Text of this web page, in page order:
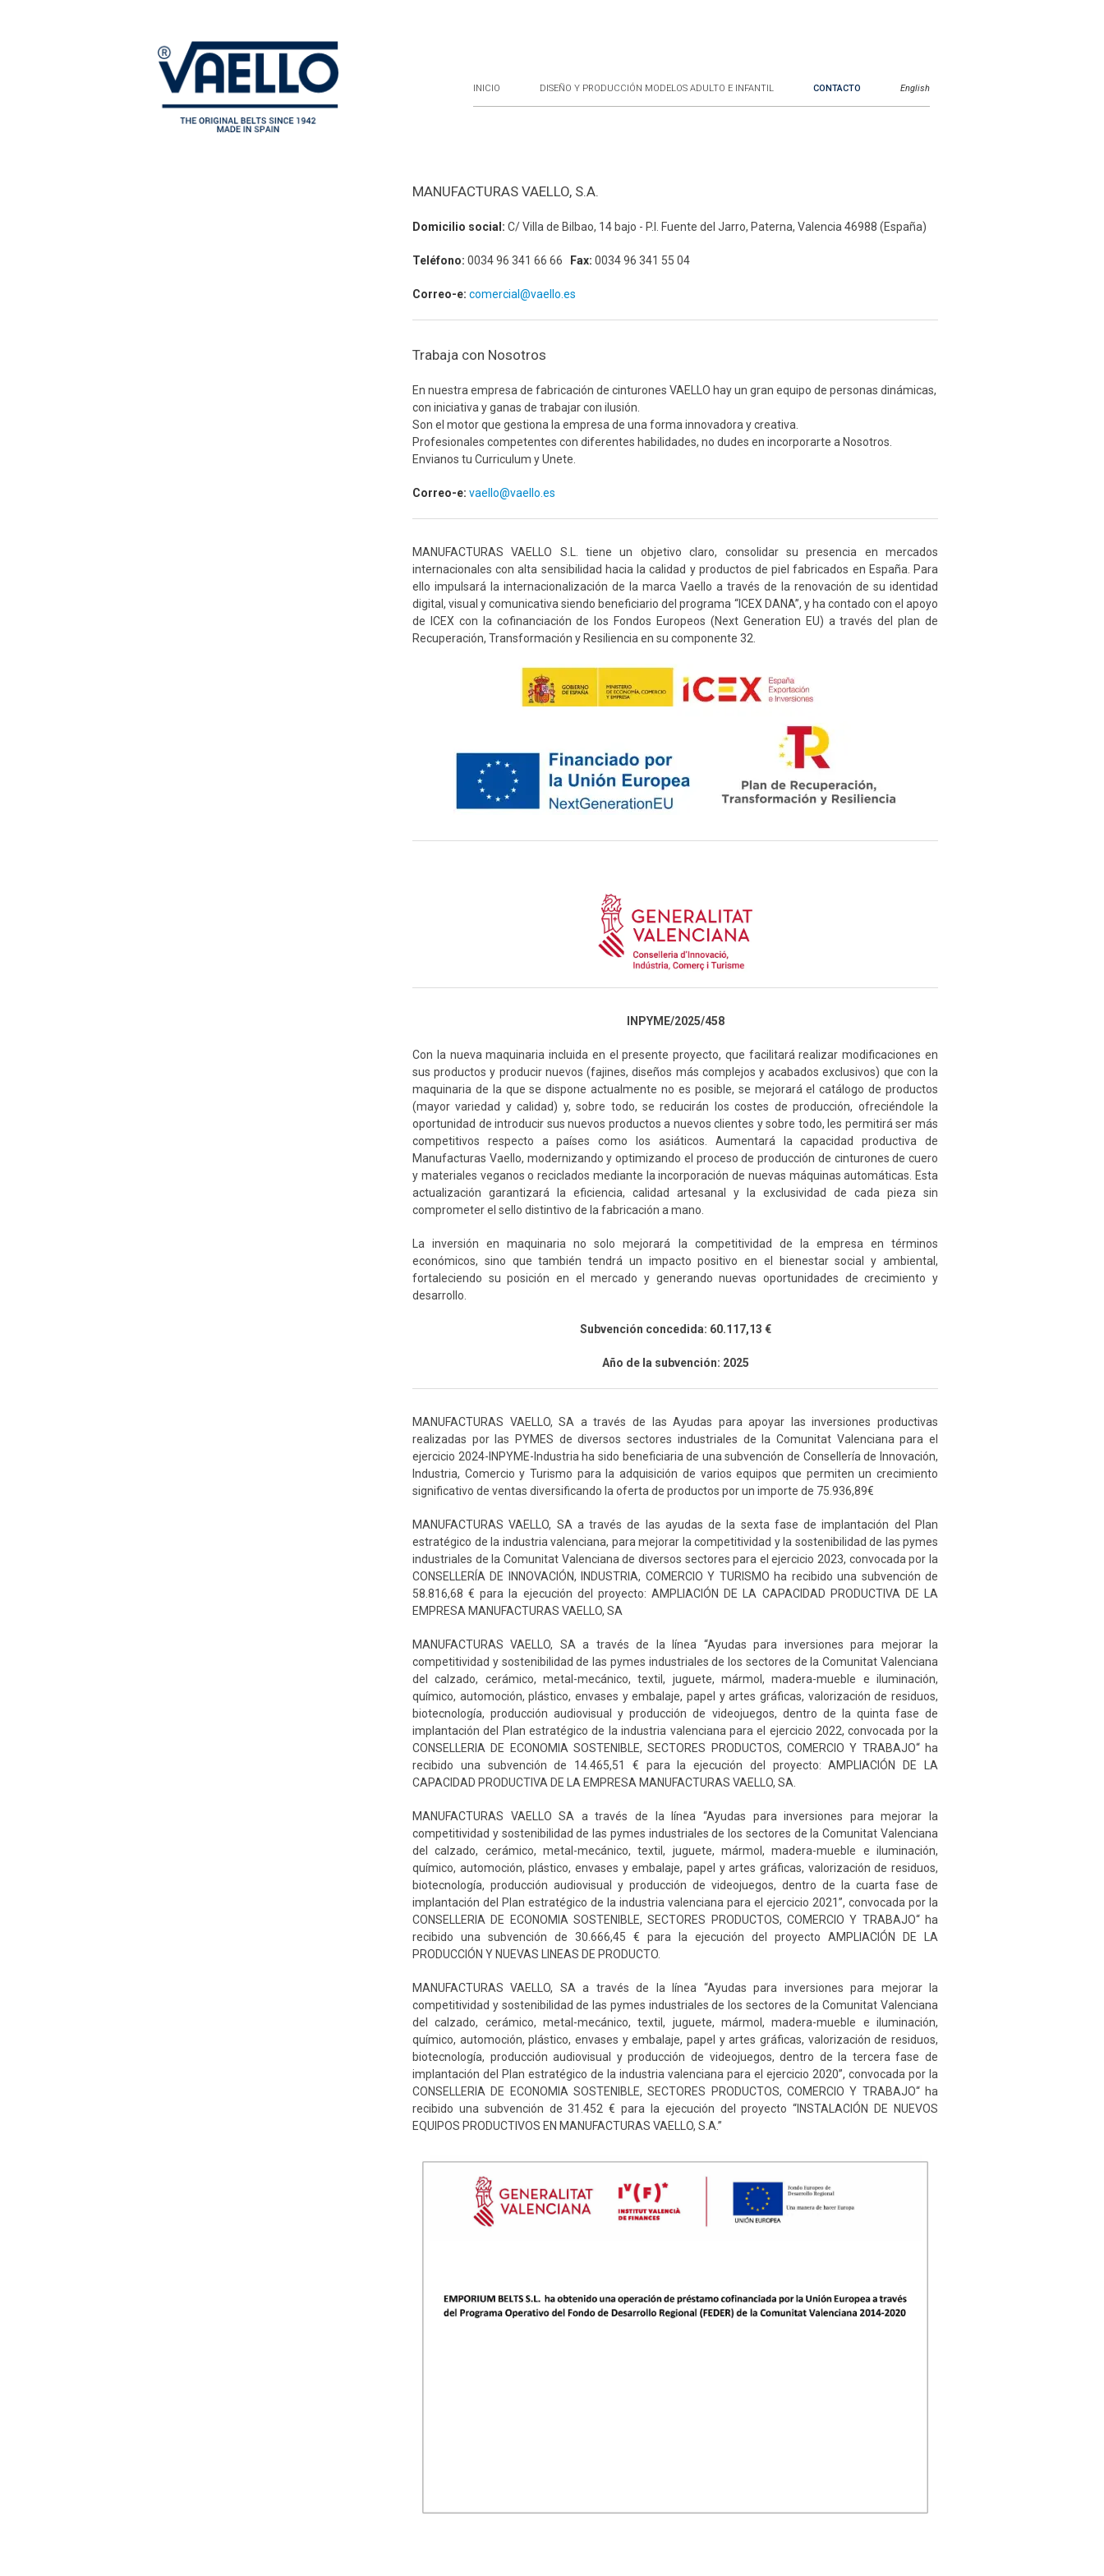
INICIO DISEÑO Y PRODUCCIÓN MODELOS ADULTO E INFANTIL CONTACTO English
MANUFACTURAS VAELLO, S.A.
Domicilio social: C/ Villa de Bilbao, 14 bajo - P.I. Fuente del Jarro, Paterna, Valencia 46988 (España)
Teléfono: 0034 96 341 66 66 Fax: 0034 96 341 55 04
Correo-e: comercial@vaello.es
Trabaja con Nosotros
En nuestra empresa de fabricación de cinturones VAELLO hay un gran equipo de personas dinámicas,
con iniciativa y ganas de trabajar con ilusión.
Son el motor que gestiona la empresa de una forma innovadora y creativa.
Profesionales competentes con diferentes habilidades, no dudes en incorporarte a Nosotros.
Envianos tu Curriculum y Unete.
Correo-e: vaello@vaello.es
MANUFACTURAS VAELLO S.L. tiene un objetivo claro, consolidar su presencia en mercados
internacionales con alta sensibilidad hacia la calidad y productos de piel fabricados en España. Para
ello impulsará la internacionalización de la marca Vaello a través de la renovación de su identidad
digital, visual y comunicativa siendo beneficiario del programa “ICEX DANA”, y ha contado con el apoyo
de ICEX con la cofinanciación de los Fondos Europeos (Next Generation EU) a través del plan de
Recuperación, Transformación y Resiliencia en su componente 32.
INPYME/2025/458
Con la nueva maquinaria incluida en el presente proyecto, que facilitará realizar modificaciones en
sus productos y producir nuevos (fajines, diseños más complejos y acabados exclusivos) que con la
maquinaria de la que se dispone actualmente no es posible, se mejorará el catálogo de productos
(mayor variedad y calidad) y, sobre todo, se reducirán los costes de producción, ofreciéndole la
oportunidad de introducir sus nuevos productos a nuevos clientes y sobre todo, les permitirá ser más
competitivos respecto a países como los asiáticos. Aumentará la capacidad productiva de
Manufacturas Vaello, modernizando y optimizando el proceso de producción de cinturones de cuero
y materiales veganos o reciclados mediante la incorporación de nuevas máquinas automáticas. Esta
actualización garantizará la eficiencia, calidad artesanal y la exclusividad de cada pieza sin
comprometer el sello distintivo de la fabricación a mano.
La inversión en maquinaria no solo mejorará la competitividad de la empresa en términos
económicos, sino que también tendrá un impacto positivo en el bienestar social y ambiental,
fortaleciendo su posición en el mercado y generando nuevas oportunidades de crecimiento y
desarrollo.
Subvención concedida: 60.117,13 €
Año de la subvención: 2025
MANUFACTURAS VAELLO, SA a través de las Ayudas para apoyar las inversiones productivas
realizadas por las PYMES de diversos sectores industriales de la Comunitat Valenciana para el
ejercicio 2024-INPYME-Industria ha sido beneficiaria de una subvención de Consellería de Innovación,
Industria, Comercio y Turismo para la adquisición de varios equipos que permiten un crecimiento
significativo de ventas diversificando la oferta de productos por un importe de 75.936,89€
MANUFACTURAS VAELLO, SA a través de las ayudas de la sexta fase de implantación del Plan
estratégico de la industria valenciana, para mejorar la competitividad y la sostenibilidad de las pymes
industriales de la Comunitat Valenciana de diversos sectores para el ejercicio 2023, convocada por la
CONSELLERÍA DE INNOVACIÓN, INDUSTRIA, COMERCIO Y TURISMO ha recibido una subvención de
58.816,68 € para la ejecución del proyecto: AMPLIACIÓN DE LA CAPACIDAD PRODUCTIVA DE LA
EMPRESA MANUFACTURAS VAELLO, SA
MANUFACTURAS VAELLO, SA a través de la línea “Ayudas para inversiones para mejorar la
competitividad y sostenibilidad de las pymes industriales de los sectores de la Comunitat Valenciana
del calzado, cerámico, metal-mecánico, textil, juguete, mármol, madera-mueble e iluminación,
químico, automoción, plástico, envases y embalaje, papel y artes gráficas, valorización de residuos,
biotecnología, producción audiovisual y producción de videojuegos, dentro de la quinta fase de
implantación del Plan estratégico de la industria valenciana para el ejercicio 2022, convocada por la
CONSELLERIA DE ECONOMIA SOSTENIBLE, SECTORES PRODUCTOS, COMERCIO Y TRABAJO“ ha
recibido una subvención de 14.465,51 € para la ejecución del proyecto: AMPLIACIÓN DE LA
CAPACIDAD PRODUCTIVA DE LA EMPRESA MANUFACTURAS VAELLO, SA.
MANUFACTURAS VAELLO SA a través de la línea “Ayudas para inversiones para mejorar la
competitividad y sostenibilidad de las pymes industriales de los sectores de la Comunitat Valenciana
del calzado, cerámico, metal-mecánico, textil, juguete, mármol, madera-mueble e iluminación,
químico, automoción, plástico, envases y embalaje, papel y artes gráficas, valorización de residuos,
biotecnología, producción audiovisual y producción de videojuegos, dentro de la cuarta fase de
implantación del Plan estratégico de la industria valenciana para el ejercicio 2021”, convocada por la
CONSELLERIA DE ECONOMIA SOSTENIBLE, SECTORES PRODUCTOS, COMERCIO Y TRABAJO“ ha
recibido una subvención de 30.666,45 € para la ejecución del proyecto AMPLIACIÓN DE LA
PRODUCCIÓN Y NUEVAS LINEAS DE PRODUCTO.
MANUFACTURAS VAELLO, SA a través de la línea “Ayudas para inversiones para mejorar la
competitividad y sostenibilidad de las pymes industriales de los sectores de la Comunitat Valenciana
del calzado, cerámico, metal-mecánico, textil, juguete, mármol, madera-mueble e iluminación,
químico, automoción, plástico, envases y embalaje, papel y artes gráficas, valorización de residuos,
biotecnología, producción audiovisual y producción de videojuegos, dentro de la tercera fase de
implantación del Plan estratégico de la industria valenciana para el ejercicio 2020”, convocada por la
CONSELLERIA DE ECONOMIA SOSTENIBLE, SECTORES PRODUCTOS, COMERCIO Y TRABAJO“ ha
recibido una subvención de 31.452 € para la ejecución del proyecto “INSTALACIÓN DE NUEVOS
EQUIPOS PRODUCTIVOS EN MANUFACTURAS VAELLO, S.A.”